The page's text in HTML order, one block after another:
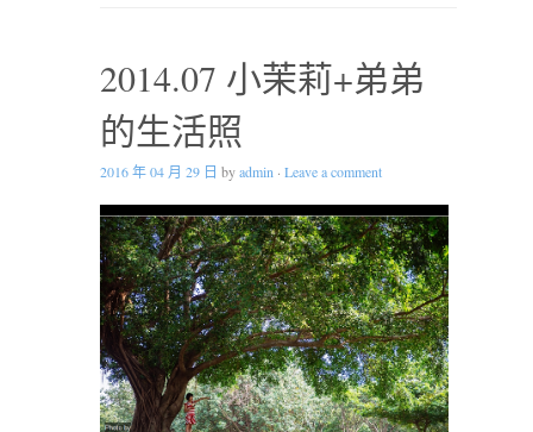
2014.07 小茉莉+弟弟
的生活照
2016 年 04 月 29 日 byadmin · Leave a comment